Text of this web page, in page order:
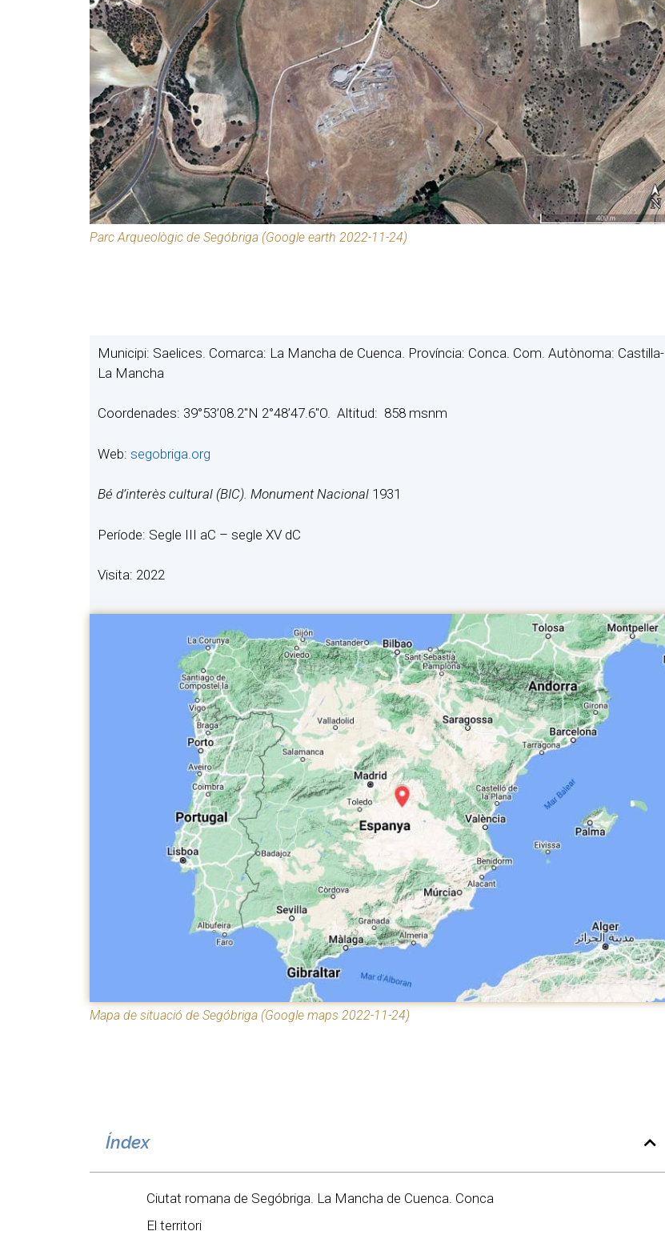
Parc Arqueològic de Segóbriga (Google earth 2022-11-24)
Municipi: Saelices. Comarca: La Mancha de Cuenca. Província: Conca. Com. Autònoma: Castilla-
La Mancha
Coordenades: 39°53’08.2″N 2°48’47.6″O. Altitud: 858 msnm
Web: segobriga.org
Bé d’interès cultural (BIC). Monument Nacional 1931
Període: Segle III aC – segle XV dC
Visita: 2022
Mapa de situació de Segóbriga (Google maps 2022-11-24)
Índex
Ciutat romana de Segóbriga. La Mancha de Cuenca. Conca
El territori